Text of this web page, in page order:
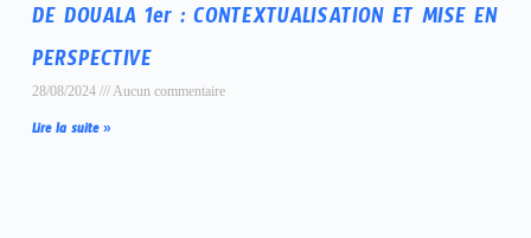
DE DOUALA 1er : CONTEXTUALISATION ET MISE EN
PERSPECTIVE
28/08/2024 Aucun commentaire
Lire la suite »